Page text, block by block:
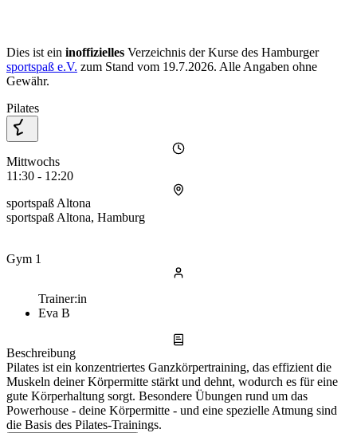
Dies ist ein inoffizielles Verzeichnis der Kurse des Hamburger
sportspaß e.V. zum Stand vom 19.7.2026. Alle Angaben ohne
Gewähr.
Pilates
Mittwochs
11:30 - 12:20
sportspaß Altona
sportspaß Altona, Hamburg
Gym 1
Trainer:in
Eva B
Beschreibung
Pilates ist ein konzentriertes Ganzkörpertraining, das effizient die
Muskeln deiner Körpermitte stärkt und dehnt, wodurch es für eine
gute Körperhaltung sorgt. Besondere Übungen rund um das
Powerhouse - deine Körpermitte - und eine spezielle Atmung sind
die Basis des Pilates-Trainings.